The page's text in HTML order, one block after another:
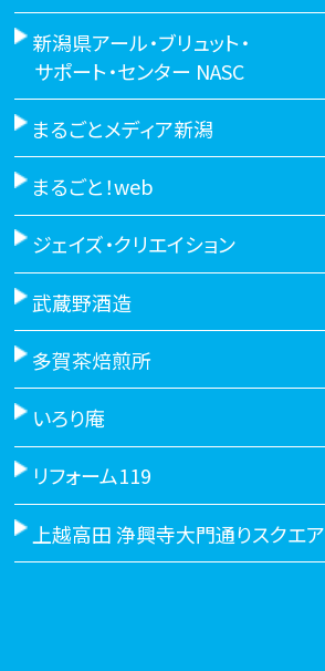
新潟県アール・ブリュット・
サポート・センター NASC
まるごとメディア新潟
まるごと！web
ジェイズ・クリエイション
武蔵野酒造
多賀茶焙煎所
いろり庵
リフォーム119
上越高田 浄興寺大門通りスクエア